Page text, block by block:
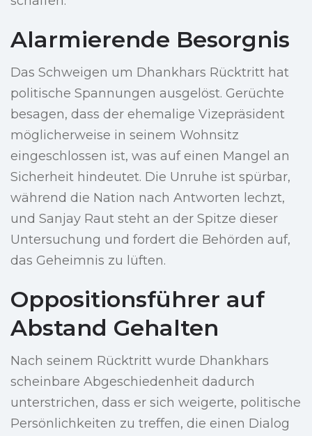
Alarmierende Besorgnis
Das Schweigen um Dhankhars Rücktritt hat
politische Spannungen ausgelöst. Gerüchte
besagen, dass der ehemalige Vizepräsident
möglicherweise in seinem Wohnsitz
eingeschlossen ist, was auf einen Mangel an
Sicherheit hindeutet. Die Unruhe ist spürbar,
während die Nation nach Antworten lechzt,
und Sanjay Raut steht an der Spitze dieser
Untersuchung und fordert die Behörden auf,
das Geheimnis zu lüften.
Oppositionsführer auf
Abstand Gehalten
Nach seinem Rücktritt wurde Dhankhars
scheinbare Abgeschiedenheit dadurch
unterstrichen, dass er sich weigerte, politische
Persönlichkeiten zu treffen, die einen Dialog